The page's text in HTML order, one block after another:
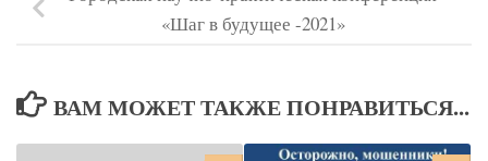
«Шаг в будущее -2021»
ВАМ МОЖЕТ ТАКЖЕ ПОНРАВИТЬСЯ...